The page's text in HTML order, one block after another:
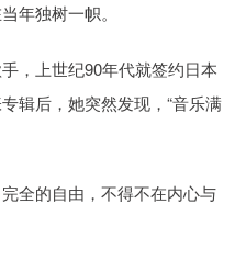
年独树一帜。
，上世纪90年代就签约日本
辑后，她突然发现，“音乐满
全的自由，不得不在内心与